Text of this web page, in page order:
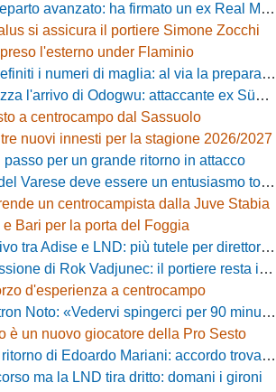
avanzato: ha firmato un ex Real Monterotondo
si assicura il portiere Simone Zocchi
l'esterno under Flaminio
di maglia: al via la preparazione e la sfida con il Grosseto
l'arrivo di Odogwu: attaccante ex Südtirol
a centrocampo dal Sassuolo
nuovi innesti per la stagione 2026/2027
per un grande ritorno in attacco
un entusiasmo totale»: mister Ciceri traccia la strada e carica i biancorossi
un centrocampista dalla Juve Stabia
Bari per la porta del Foggia
e LND: più tutele per direttori sportivi e collaboratori
Rok Vadjunec: il portiere resta in Italia, ecco dove
d'esperienza a centrocampo
spingerci per 90 minuti è meraviglioso, costruiamo qualcosa di unico»
è un nuovo giocatore della Pro Sesto
di Edoardo Mariani: accordo trovato con il Venezia
ma la LND tira dritto: domani i gironi